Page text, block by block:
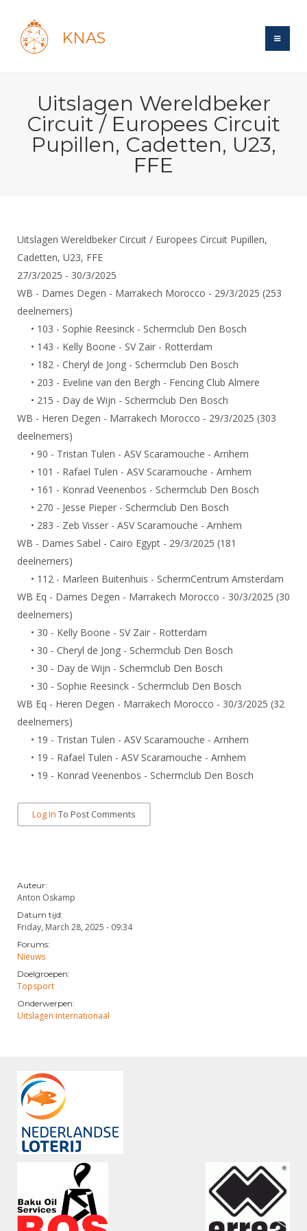
KNAS
Recent posts
Maandelijks archief
Evenement
Website
Gebruiksvoorwaarden
Handleiding
Historie
Bond
Bond
Reglementen
Ledencijfers
Sponsors en Partners
Organisatie
Bestuur
Commissies
Ereleden
Leden van Verdiensten
Vacatures
Contact
Medewerkers
Samenwerking
Formulieren
Alle Verenigingen
Verenigingsondersteuning
Witte Vlekkenplan
Oprichting Vereniging
Overschrijven leden
Schermen
Veteranen
Lichtzwaardschermen
Ranglijsten
Inschrijven
Reglementen
Materiaal
Schermpaspoort
Rolstoelschermen
Wedstrijdkalender
KNAS Keurmerk
NK's
JPT
Veteranenwedstrijden
Wedstrijdorganisatie
Nieuws
Aanvragen van scheidsrechters
Scheidsrechterslijst
Verwerk wedstrijduitslagen
Promotie en logo
DBT
SBT
Talentontwikkeling
Atletencommissie
Internationale Titeltoernooien
Internationale aanmeldingen
Spreekbeurtpakket
Ouders en vereniging
Jeugdkampen
Brassardsysteem
Voor coaches en leraren
Nationale opleidingen
Internationale opleidingen
Opleidingen
Leraar
Voor scheidsrechters
Scheidsrechterslijst
Scheidsrechter Documentatie
Opleidingen
Tuchtzaken
Infotheek
Bibliotheek
Forums
Schermforum
Nieuws
Zoek Vereniging
Contact
NK organiseren
Uitslagen Wereldbeker
Circuit / Europees Circuit
Pupillen, Cadetten, U23,
FFE
Uitslagen Wereldbeker Circuit / Europees Circuit Pupillen,
Cadetten, U23, FFE
27/3/2025 - 30/3/2025
WB - Dames Degen - Marrakech Morocco - 29/3/2025 (253
deelnemers)
• 103 - Sophie Reesinck - Schermclub Den Bosch
• 143 - Kelly Boone - SV Zair - Rotterdam
• 182 - Cheryl de Jong - Schermclub Den Bosch
• 203 - Eveline van den Bergh - Fencing Club Almere
• 215 - Day de Wijn - Schermclub Den Bosch
WB - Heren Degen - Marrakech Morocco - 29/3/2025 (303
deelnemers)
• 90 - Tristan Tulen - ASV Scaramouche - Arnhem
• 101 - Rafael Tulen - ASV Scaramouche - Arnhem
• 161 - Konrad Veenenbos - Schermclub Den Bosch
• 270 - Jesse Pieper - Schermclub Den Bosch
• 283 - Zeb Visser - ASV Scaramouche - Arnhem
WB - Dames Sabel - Cairo Egypt - 29/3/2025 (181
deelnemers)
• 112 - Marleen Buitenhuis - SchermCentrum Amsterdam
WB Eq - Dames Degen - Marrakech Morocco - 30/3/2025 (30
deelnemers)
• 30 - Kelly Boone - SV Zair - Rotterdam
• 30 - Cheryl de Jong - Schermclub Den Bosch
• 30 - Day de Wijn - Schermclub Den Bosch
• 30 - Sophie Reesinck - Schermclub Den Bosch
WB Eq - Heren Degen - Marrakech Morocco - 30/3/2025 (32
deelnemers)
• 19 - Tristan Tulen - ASV Scaramouche - Arnhem
• 19 - Rafael Tulen - ASV Scaramouche - Arnhem
• 19 - Konrad Veenenbos - Schermclub Den Bosch
Log In To Post Comments
Auteur:
Anton Oskamp
Datum tijd:
Friday, March 28, 2025 - 09:34
Forums:
Nieuws
Doelgroepen:
Topsport
Onderwerpen:
Uitslagen internationaal